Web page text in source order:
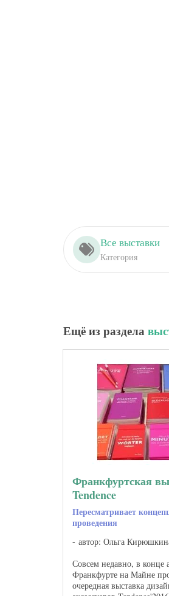
Все выставки
Категория
Ещё из раздела
Франкфуртская
Tendence
Пересматривает
проведения
автор: Ольга
Совсем недавно, в конце
Франкфурте на Майне
очередная выставка